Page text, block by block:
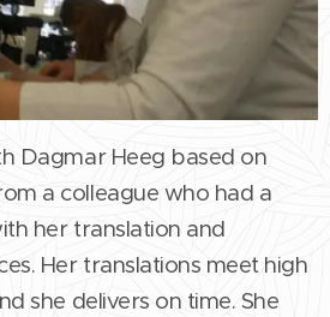
Dagmar Heeg based on
a colleague who had a
her translation and
Her translations meet high
she delivers on time. She